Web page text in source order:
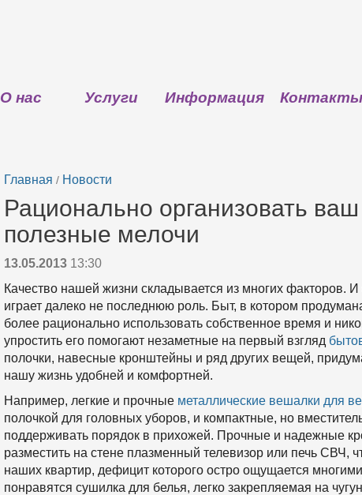
О нас Услуги Информация Контакты
Главная / Новости
Рационально организовать
полезные мелочи
13.05.2013 13:30
Качество нашей жизни складывается из многих факторов.
играет далеко не последнюю роль. Быт, в котором
более рационально использовать собственное время и
упростить его помогают незаметные на первый взгляд
полочки, навесные кронштейны и ряд других вещей,
нашу жизнь удобней и комфортней.
Например, легкие и прочные металлические вешалки для
полочкой для головных уборов, и компактные, но
поддерживать порядок в прихожей. Прочные и надежные
разместить на стене плазменный телевизор или печь СВЧ,
наших квартир, дефицит которого остро ощущается
понравятся сушилка для белья, легко закрепляемая на